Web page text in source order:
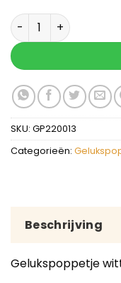
Gelukspoppetje
SKU: GP220013
Categorieën:
Beschrijving
Gelukspoppetje